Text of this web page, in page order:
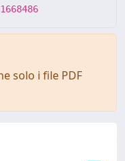
solo i file PDF